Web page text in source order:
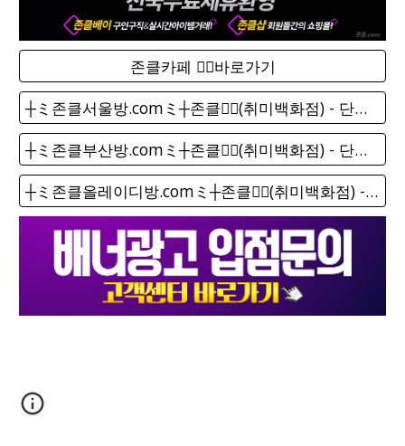
존클카페 ❤️‍🔥바로가기
┼ミ존클서울방.comミ┼존클❤️‍🔥(취미백화점) - 단톡방
┼ミ존클부산방.comミ┼존클❤️‍🔥(취미백화점) - 단톡방
┼ミ존클올레이디방.comミ┼존클❤️‍🔥(취미백화점) - 단톡방